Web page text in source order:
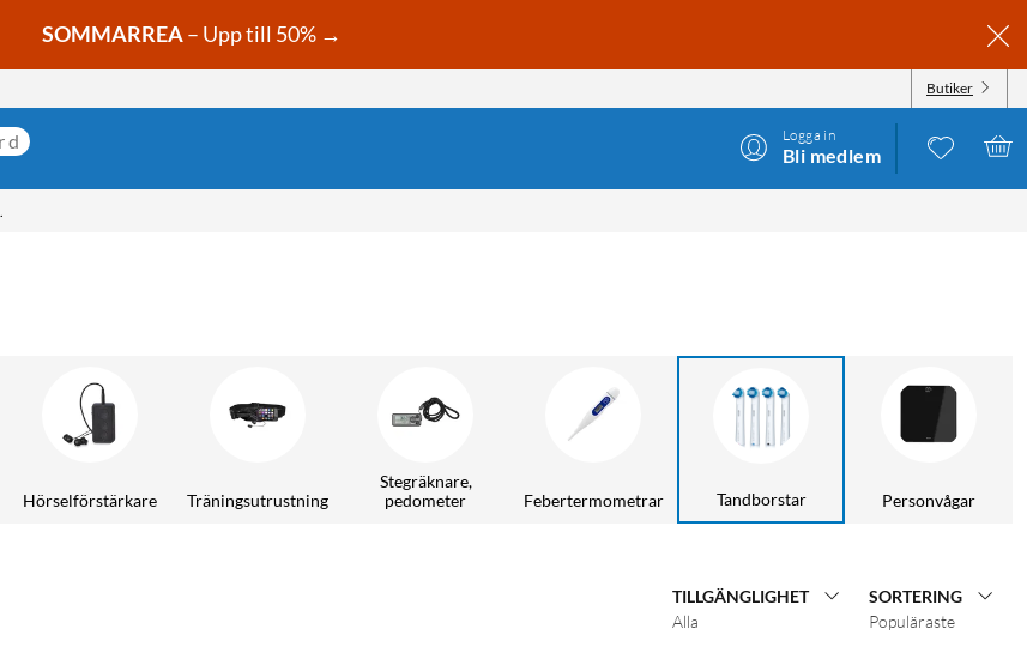
SOMMARREA– Upp till 50% →
Butiker
Logga in
Bli medlem
Hörselförstärkare Träningsutrustning
Stegräknare,
pedometer
Febertermometrar Tandborstar Personvågar
TILLGÄNGLIGHET
Alla
SORTERING
Populäraste